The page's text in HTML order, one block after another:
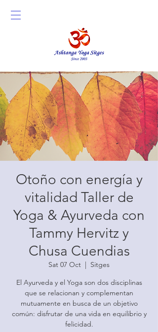
Otoño con energía y
vitalidad Taller de
Yoga & Ayurveda con
Tammy Hervitz y
Chusa Cuendias
Sat 07 Oct
  |
Sitges
El Ayurveda y el Yoga son dos disciplinas
que se relacionan y complementan
mutuamente en busca de un objetivo
común: disfrutar de una vida en equilibrio y
felicidad.